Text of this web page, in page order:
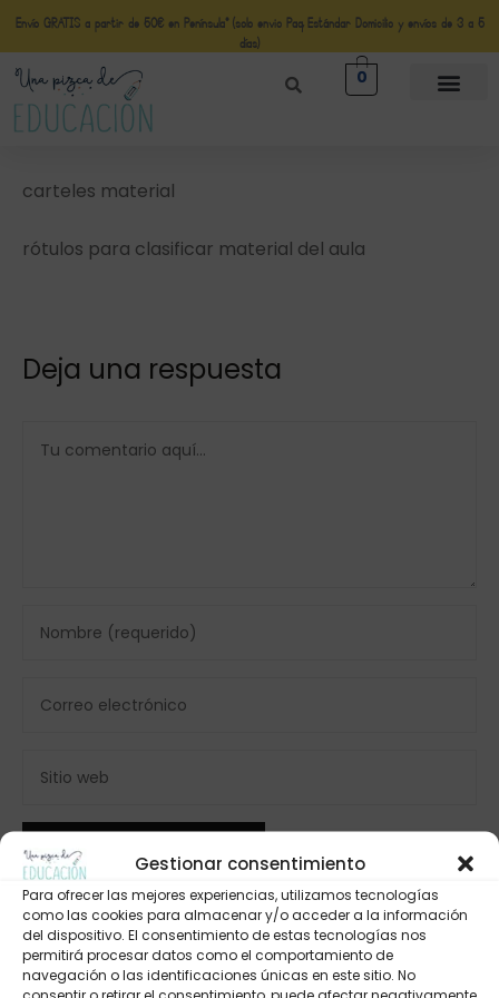
Gestionar consentimiento
Para ofrecer las mejores experiencias, utilizamos tecnologías
como las cookies para almacenar y/o acceder a la información
del dispositivo. El consentimiento de estas tecnologías nos
permitirá procesar datos como el comportamiento de
navegación o las identificaciones únicas en este sitio. No
Envío GRATIS a partir de 50€ en Península* (solo envio Paq Estándar Domicilio y envíos de 3 a 5
días)
0
carteles material
rótulos para clasificar material del aula
Deja una respuesta